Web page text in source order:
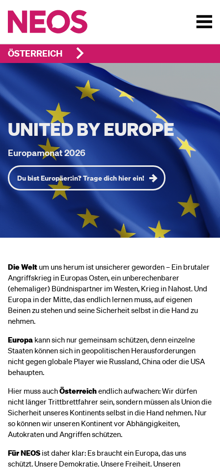
ÖSTERREICH
UNITED BY EUROPE
Europamonat 2026
Du bist Europäer:in? Trage dich hier ein!
Die Welt um uns herum ist unsicherer geworden – Ein brutaler
Angriffskrieg in Europas Osten, ein unberechenbarer
(ehemaliger) Bündnispartner im Westen, Krieg in Nahost. Und
Europa in der Mitte, das endlich lernen muss, auf eigenen
Beinen zu stehen und seine Sicherheit selbst in die Hand zu
nehmen.
Europa kann sich nur gemeinsam schützen, denn einzelne
Staaten können sich in geopolitischen Herausforderungen
nicht gegen globale Player wie Russland, China oder die USA
behaupten.
Hier muss auchÖsterreichendlich aufwachen: Wir dürfen
nicht länger Trittbrettfahrer sein, sondern müssen als Union die
Sicherheit unseres Kontinents selbst in die Hand nehmen. Nur
so können wir unseren Kontinent vor Abhängigkeiten,
Autokraten und Angriffen schützen.
Für NEOS ist daher klar: Es braucht ein Europa, das uns
schützt. Unsere Demokratie. Unsere Freiheit. Unseren